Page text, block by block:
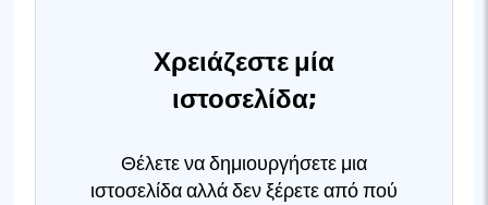
Χρειάζεστε μία
ιστοσελίδα;
Θέλετε να δημιουργήσετε μια
ιστοσελίδα αλλά δεν ξέρετε από πού